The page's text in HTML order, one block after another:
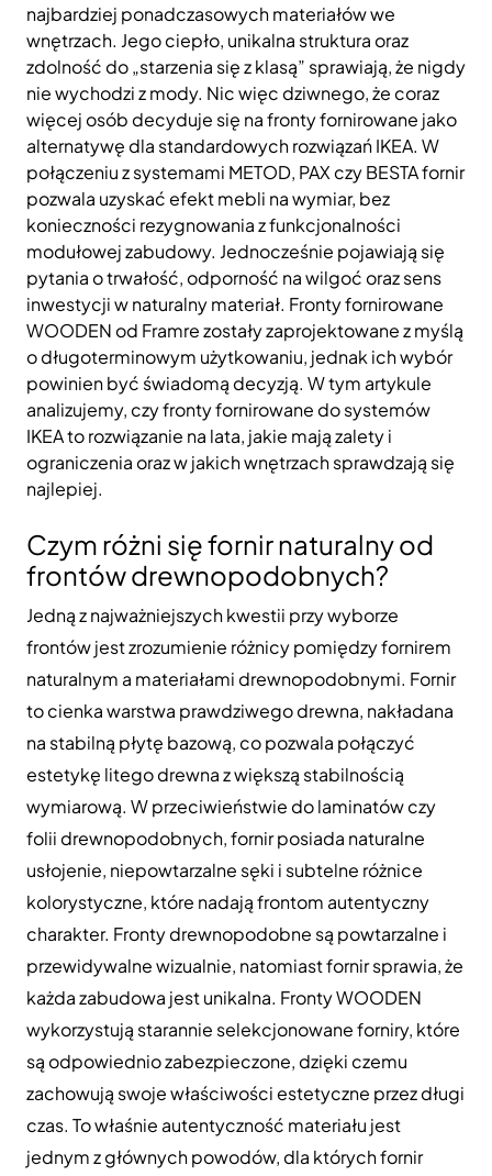
najbardziej ponadczasowych materiałów we
wnętrzach. Jego ciepło, unikalna struktura oraz
zdolność do „starzenia się z klasą” sprawiają, że nigdy
nie wychodzi z mody. Nic więc dziwnego, że coraz
więcej osób decyduje się na fronty fornirowane jako
alternatywę dla standardowych rozwiązań IKEA. W
połączeniu z systemami METOD, PAX czy BESTA fornir
pozwala uzyskać efekt mebli na wymiar, bez
konieczności rezygnowania z funkcjonalności
modułowej zabudowy. Jednocześnie pojawiają się
pytania o trwałość, odporność na wilgoć oraz sens
inwestycji w naturalny materiał. Fronty fornirowane
WOODEN od Framre zostały zaprojektowane z myślą
o długoterminowym użytkowaniu, jednak ich wybór
powinien być świadomą decyzją. W tym artykule
analizujemy, czy fronty fornirowane do systemów
IKEA to rozwiązanie na lata, jakie mają zalety i
ograniczenia oraz w jakich wnętrzach sprawdzają się
najlepiej.
Czym różni się fornir naturalny od
frontów drewnopodobnych?
Jedną z najważniejszych kwestii przy wyborze
frontów jest zrozumienie różnicy pomiędzy fornirem
naturalnym a materiałami drewnopodobnymi. Fornir
to cienka warstwa prawdziwego drewna, nakładana
na stabilną płytę bazową, co pozwala połączyć
estetykę litego drewna z większą stabilnością
wymiarową. W przeciwieństwie do laminatów czy
folii drewnopodobnych, fornir posiada naturalne
usłojenie, niepowtarzalne sęki i subtelne różnice
kolorystyczne, które nadają frontom autentyczny
charakter. Fronty drewnopodobne są powtarzalne i
przewidywalne wizualnie, natomiast fornir sprawia, że
każda zabudowa jest unikalna. Fronty WOODEN
wykorzystują starannie selekcjonowane forniry, które
są odpowiednio zabezpieczone, dzięki czemu
zachowują swoje właściwości estetyczne przez długi
czas. To właśnie autentyczność materiału jest
jednym z głównych powodów, dla których fornir